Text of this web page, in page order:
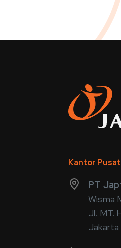
Kantor Pusat
PT
Wisma
Jl. MT.
Jakarta